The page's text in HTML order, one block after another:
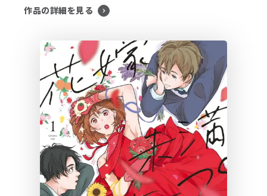
作品の詳細を見る